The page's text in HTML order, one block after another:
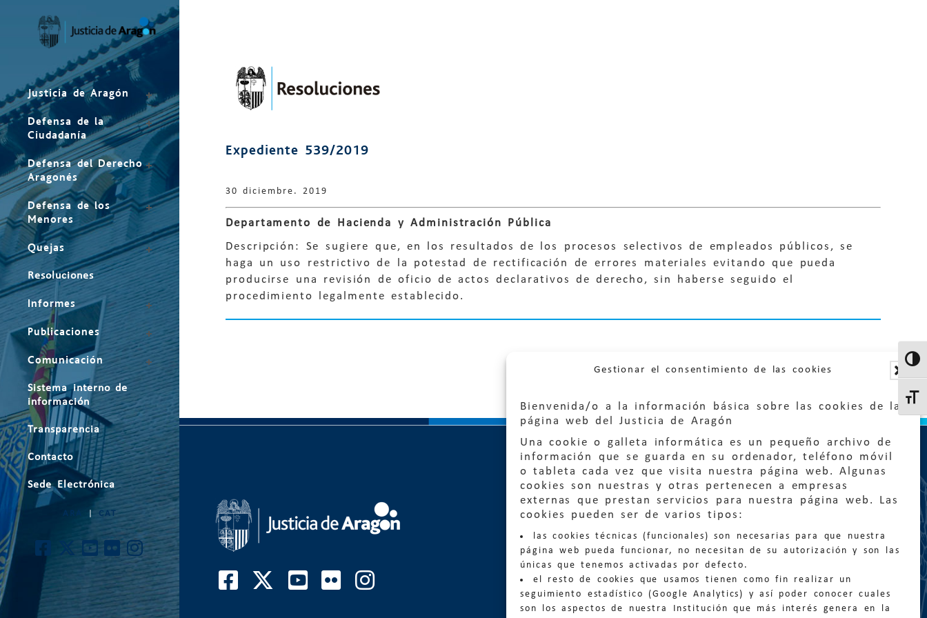
Gestionar el consentimiento de las cookies
Bienvenida/o a la información básica sobre las cookies de la
página web del Justicia de Aragón
Una cookie o galleta informática es un pequeño archivo de
información que se guarda en su ordenador, teléfono móvil
o tableta cada vez que visita nuestra página web. Algunas
cookies son nuestras y otras pertenecen a empresas
externas que prestan servicios para nuestra página web. Las
cookies pueden ser de varios tipos:
las cookies técnicas (funcionales) son necesarias para que nuestra
página web pueda funcionar, no necesitan de su autorización y son las
únicas que tenemos activadas por defecto.
el resto de cookies que usamos tienen como fin realizar un
seguimiento estadístico (Google Analytics) y así poder conocer cuales
son los aspectos de nuestra Institución que más interés genera en la
Justicia de Aragón
Defensa de la
Ciudadanía
Defensa del Derecho
Aragonés
Defensa de los
Menores
Quejas
Resoluciones
Informes
Publicaciones
Comunicación
Sistema interno de
información
Transparencia
Contacto
Sede Electrónica
ARA CAT
Expediente 539/2019
30 diciembre. 2019
Departamento de Hacienda y Administración Pública
Descripción: Se sugiere que, en los resultados de los procesos selectivos de empleados públicos, se
haga un uso restrictivo de la potestad de rectificación de errores materiales evitando que pueda
producirse una revisión de oficio de actos declarativos de derecho, sin haberse seguido el
procedimiento legalmente establecido.
Quejas:quejas@eljusticiadearagon.es
Información general:
informacion@eljusticiadearagon.es
Teléfonos: 900 210 210/ 976 399 354